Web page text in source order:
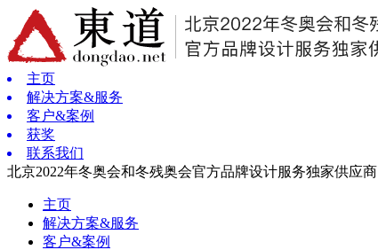
主页
解决方案&服务
客户&案例
获奖
联系我们
北京2022年冬奥会和冬残奥会官方品牌设计服务独家供应商
主页
解决方案&服务
客户&案例